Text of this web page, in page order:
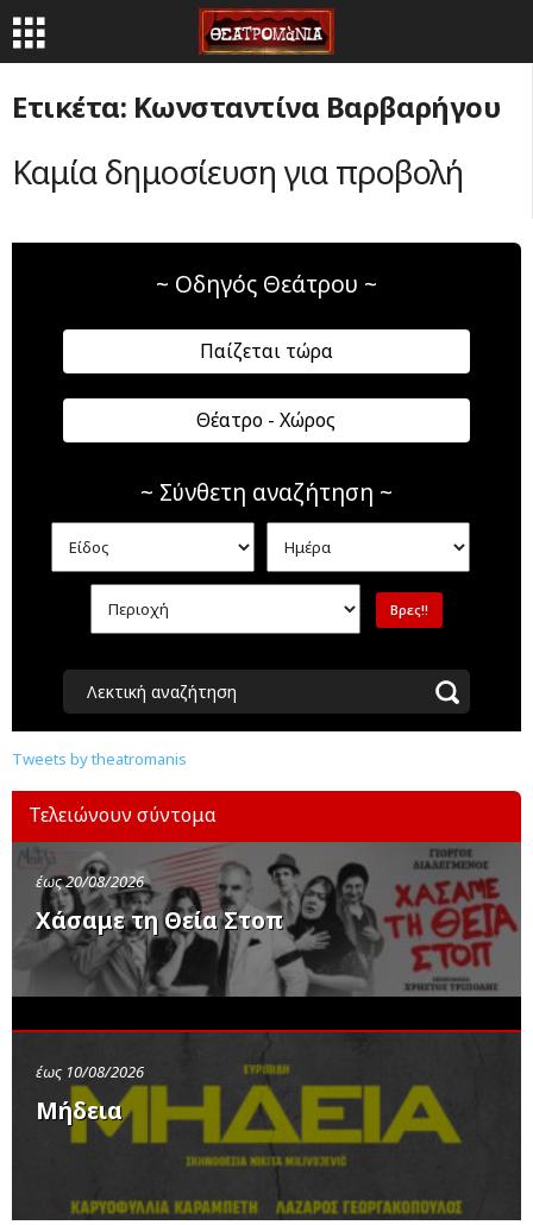
Ετικέτα: Κωνσταντίνα Βαρβαρήγου
Καμία δημοσίευση για προβολή
~ Οδηγός Θεάτρου ~
Παίζεται τώρα
Θέατρο - Χώρος
~ Σύνθετη αναζήτηση ~
Λεκτική αναζήτηση
Tweets by theatromanis
Τελειώνουν σύντομα
έως 20/08/2026
Χάσαμε τη Θεία Στοπ
έως 10/08/2026
Μήδεια